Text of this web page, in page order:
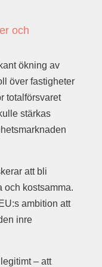
och
ökning av
över fastigheter
totalförsvaret
stärkas
att bli
och kostsamma.
ambition att
inre
– att